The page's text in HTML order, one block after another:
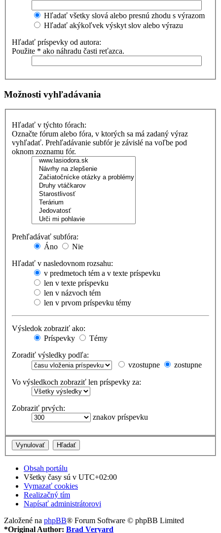
Hľadať všetky slová alebo presnú zhodu s výrazom
Hľadať akýkoľvek výskyt slov alebo výrazu
Hľadať príspevky od autora:
Použite * ako náhradu časti reťazca.
Možnosti vyhľadávania
Hľadať v týchto fórach:
Označte fórum alebo fóra, v ktorých sa má zadaný výraz
vyhľadať. Prehľadávanie subfór je závislé na voľbe pod
oknom zoznamu fór.
Prehľadávať subfóra:
Áno
Nie
Hľadať v nasledovnom rozsahu:
v predmetoch tém a v texte príspevku
len v texte príspevku
len v názvoch tém
len v prvom príspevku témy
Výsledok zobraziť ako:
Príspevky
Témy
Zoradiť výsledky podľa:
vzostupne
zostupne
Vo výsledkoch zobraziť len príspevky za:
Zobraziť prvých:
znakov príspevku
Obsah portálu
Všetky časy sú v UTC+02:00
Vymazať cookies
Realizačný tím
Napísať administrátorovi
Založené na phpBB® Forum Software © phpBB Limited
*Original Author: Brad Veryard